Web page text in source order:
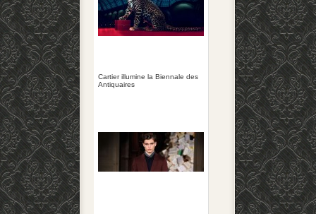
Cartier illumine la Biennale des
Antiquaires